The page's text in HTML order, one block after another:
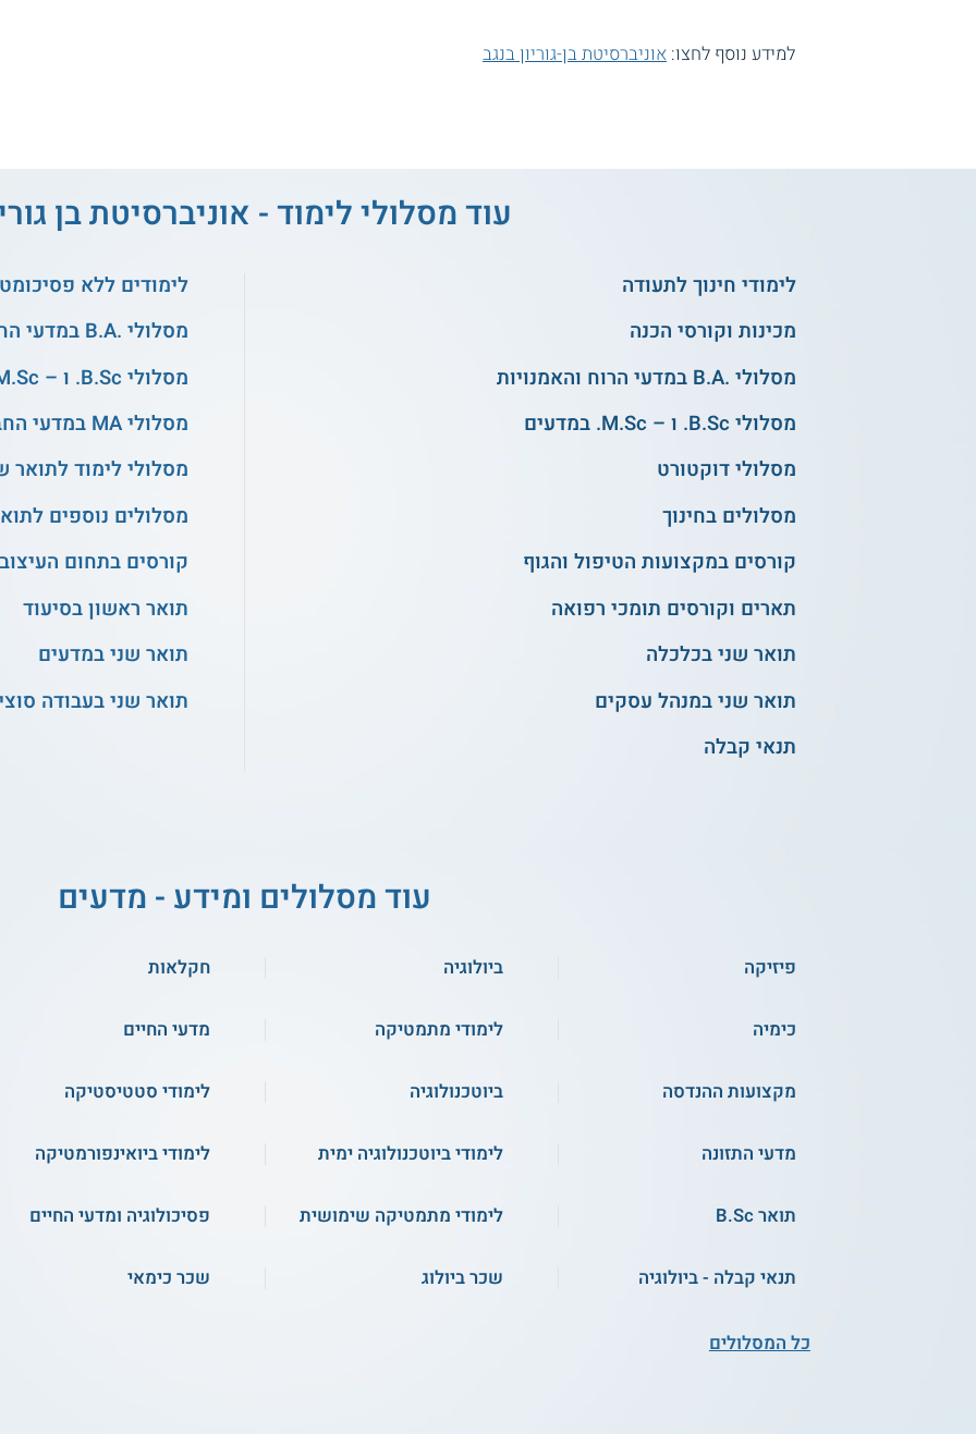
למידע נוסף לחצו: אוניברסיטת בן-גוריון בנגב
עוד מסלולי לימוד - אוניברסיטת בן
לימודי חינוך לתעודה
מכינות וקורסי הכנה
מסלולי .B.A במדעי הרוח והאמנויות
מסלולי B.Sc. ו – M.Sc. במדעים
מסלולי דוקטורט
מסלולים בחינוך
קורסים במקצועות הטיפול והגוף
תארים וקורסים תומכי רפואה
תואר שני בכלכלה
תואר שני במנהל עסקים
תנאי קבלה
לימודים ללא
מסלולי .B.A במדעי החברה
מסלולי B.Sc. ו – M.Sc. בהנדסה
מסלולי MA במדעי החברה
מסלולי לימוד לתואר
מסלולים נוספים
קורסים בתחום
תואר ראשון בסיעוד
תואר שני במדעים
תואר שני בעבודה
עוד מסלולים ומידע - מדעים
פיזיקה ביולוגיה חקלאות
כימיה לימודי מתמטיקה מדעי החיים
מקצועות ההנדסה ביוטכנולוגיה לימודי סטטיסטיקה
מדעי התזונה לימודי ביוטכנולוגיה ימית לימודי ביואינפורמטיקה
תואר B.Sc לימודי מתמטיקה שימושית פסיכולוגיה ומדעי החיים
תנאי קבלה - ביולוגיה שכר ביולוג שכר כימאי
כל המסלולים